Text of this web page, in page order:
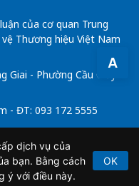
A
của cơ quan Trung
Thương hiệu Việt Nam
- Phường Cầu Giấy -
- ĐT: 093 172 5555
64/GP-BTTTT do Bộ
2/2020.
dịch vụ của
bạn. Bằng cách
ý với điều này.
OK